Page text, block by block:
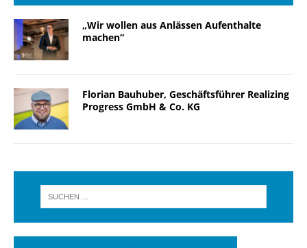
„Wir wollen aus Anlässen Aufenthalte
machen“
Florian Bauhuber, Geschäftsführer Realizing
Progress GmbH & Co. KG